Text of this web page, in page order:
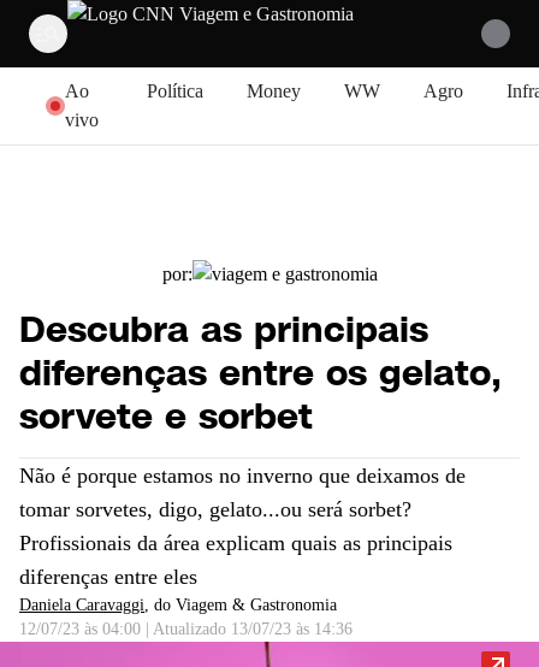
Ao
vivo
Política Money WW Agro
por:
Descubra as principais
diferenças entre os gelato,
sorvete e sorbet
Não é porque estamos no inverno que deixamos de
tomar sorvetes, digo, gelato...ou será sorbet?
Profissionais da área explicam quais as principais
diferenças entre eles
Daniela Caravaggi, do Viagem & Gastronomia
12/07/23 às 04:00
Atualizado 13/07/23 às 14:36